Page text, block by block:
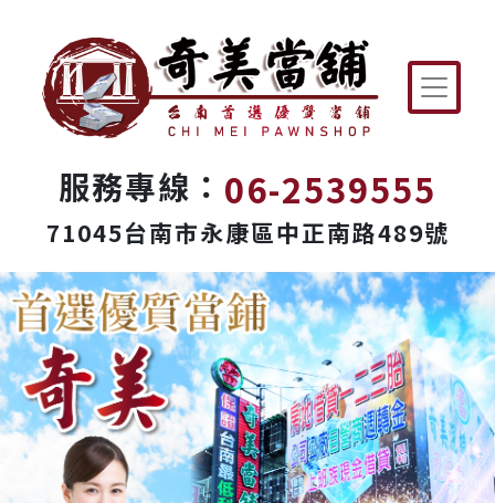
服務專線： 06-2539555
71045台南市永康區中正南路489號
Previous Next